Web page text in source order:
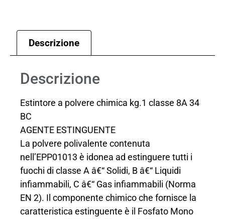
Descrizione
Descrizione
Estintore a polvere chimica kg.1 classe 8A 34
BC
AGENTE ESTINGUENTE
La polvere polivalente contenuta
nell’EPP01013 è idonea ad estinguere tutti i
fuochi di classe A â€“ Solidi, B â€“ Liquidi
infiammabili, C â€“ Gas infiammabili (Norma
EN 2). Il componente chimico che fornisce la
caratteristica estinguente è il Fosfato Mono